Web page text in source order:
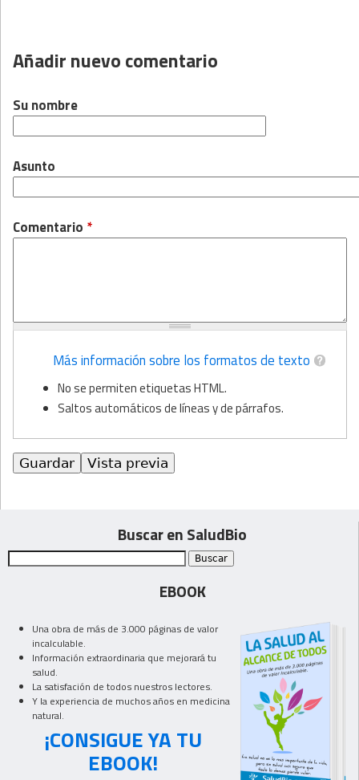
Añadir nuevo comentario
Su nombre
Asunto
Comentario *
Más información sobre los formatos de texto
No se permiten etiquetas HTML.
Saltos automáticos de líneas y de párrafos.
Buscar en SaludBio
EBOOK
Una obra de más de 3.000 páginas de valor
incalculable.
Información extraordinaria que mejorará tu
salud.
La satisfación de todos nuestros lectores.
Y la experiencia de muchos años en medicina
natural.
¡CONSIGUE YA TU
EBOOK!